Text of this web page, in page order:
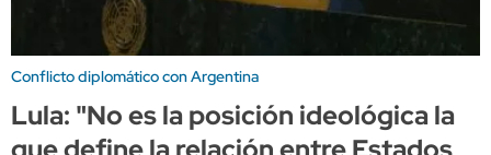
Conflicto diplomático con Argentina
Lula: "No es la posición ideológica la